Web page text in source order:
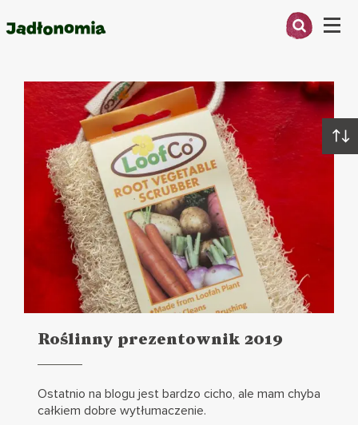
Menu
O MNIE
PRZEPISY
ARTYKUŁY
KSIĄŻKI
KONTAKT
Roślinny prezentownik 2019
Ostatnio na blogu jest bardzo cicho, ale mam chyba
całkiem dobre wytłumaczenie.